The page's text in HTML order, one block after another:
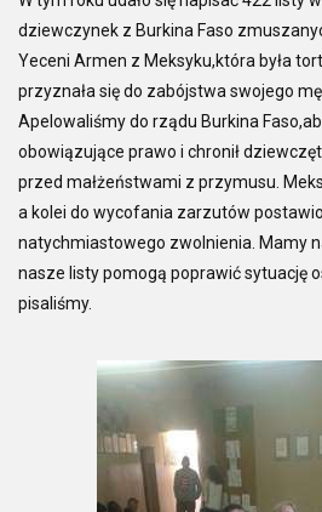
dziewczynek z Burkina Faso
Yeceni Armen z Meksyku,która była
przyznała się do zabójstwa swojego
Apelowaliśmy do rządu Burkina
obowiązujące prawo i chronił
przed małżeństwami z przymusu.
a kolei do wycofania zarzutów
natychmiastowego zwolnienia. Mamy
nasze listy pomogą poprawić sytuację
pisaliśmy.